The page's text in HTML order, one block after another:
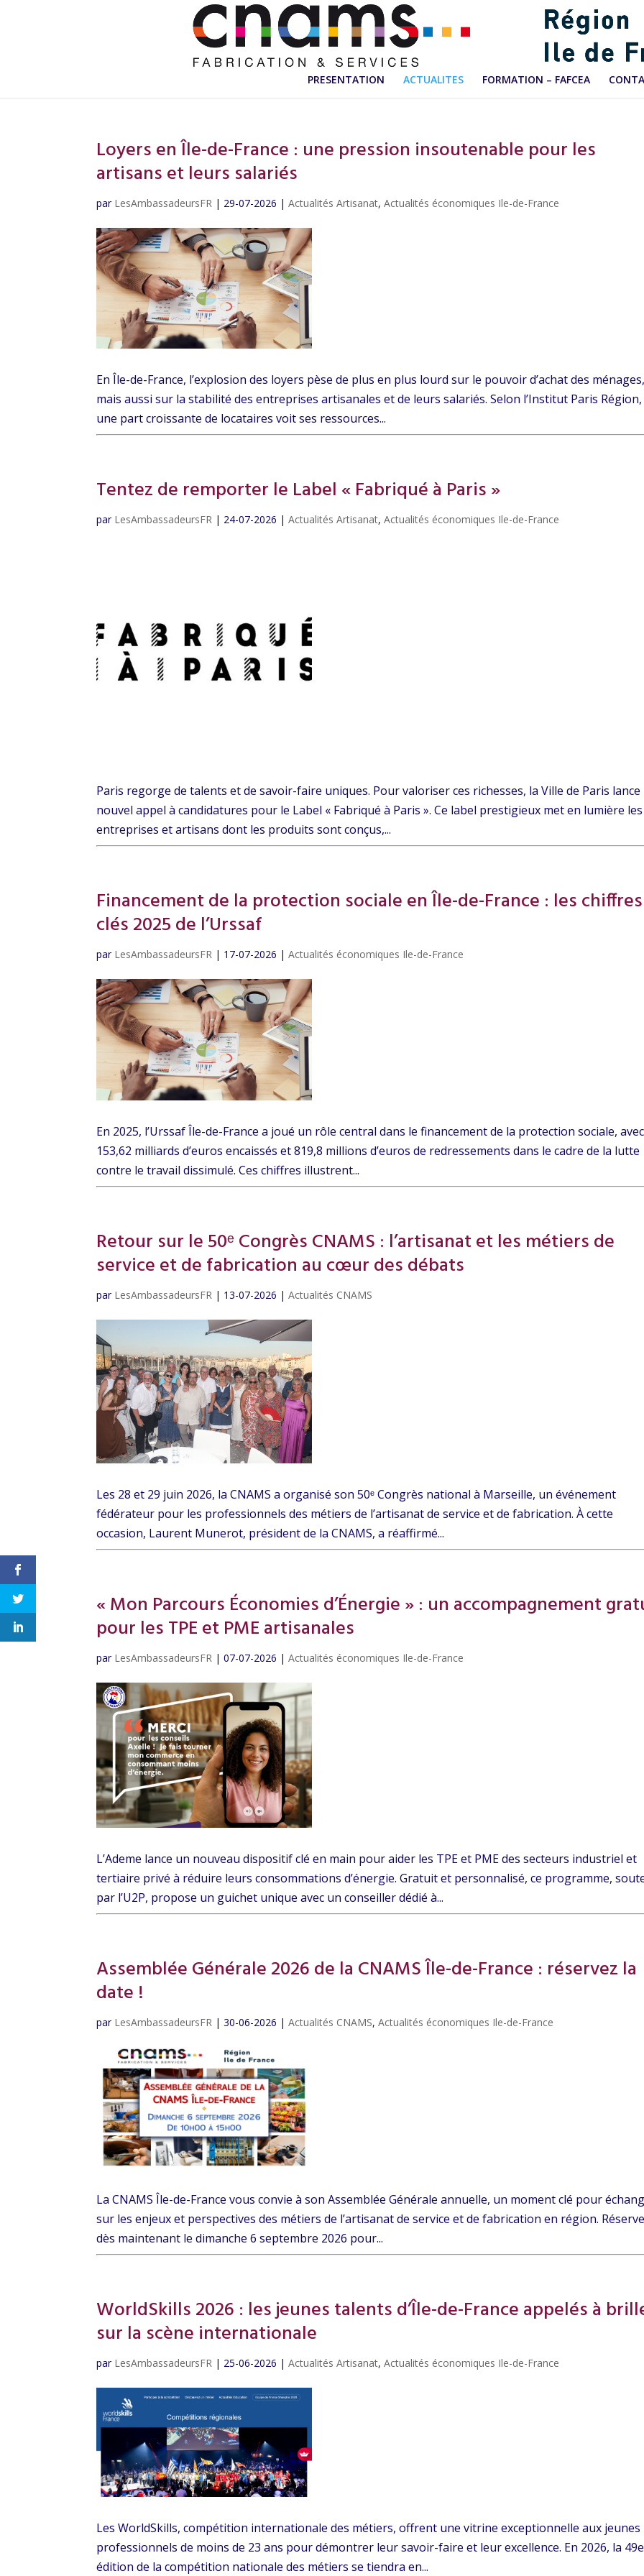
PRESENTATION ACTUALITES FORMATION – FAFCEA
Loyers en Île-de-France : une pression insoutenable pour les
artisans et leurs salariés
par LesAmbassadeursFR | 29-07-2026 |Actualités Artisanat,Actualités économiques Ile-de-France
En Île-de-France, l’explosion des loyers pèse de plus en plus lourd sur le pouvoir d’achat des
mais aussi sur la stabilité des entreprises artisanales et de leurs salariés. Selon l’Institut Paris Région,
une part croissante de locataires voit ses ressources...
Tentez de remporter le Label « Fabriqué à Paris »
par LesAmbassadeursFR | 24-07-2026 |Actualités Artisanat,Actualités économiques Ile-de-France
Paris regorge de talents et de savoir-faire uniques. Pour valoriser ces richesses, la Ville de Paris
nouvel appel à candidatures pour le Label « Fabriqué à Paris ». Ce label prestigieux met en lumière les
entreprises et artisans dont les produits sont conçus,...
Financement de la protection sociale en Île-de-France : les chiffres
clés 2025 de l’Urssaf
par LesAmbassadeursFR | 17-07-2026 |Actualités économiques Ile-de-France
En 2025, l’Urssaf Île-de-France a joué un rôle central dans le financement de la protection sociale, avec
153,62 milliards d’euros encaissés et 819,8 millions d’euros de redressements dans le cadre de la lutte
contre le travail dissimulé. Ces chiffres illustrent...
Retour sur le 50ᵉ Congrès CNAMS : l’artisanat et les métiers de
service et de fabrication au cœur des débats
par LesAmbassadeursFR | 13-07-2026 |Actualités CNAMS
Les 28 et 29 juin 2026, la CNAMS a organisé son 50ᵉ Congrès national à Marseille, un événement
fédérateur pour les professionnels des métiers de l’artisanat de service et de fabrication. À cette
occasion, Laurent Munerot, président de la CNAMS, a réaffirmé...
« Mon Parcours Économies d’Énergie » : un accompagnement
pour les TPE et PME artisanales
par LesAmbassadeursFR |07-07-2026 |Actualités économiques Ile-de-France
L’Ademe lance un nouveau dispositif clé en main pour aider les TPE et PME des secteurs industriel et
tertiaire privé à réduire leurs consommations d’énergie. Gratuit et personnalisé, ce programme,
par l’U2P, propose un guichet unique avec un conseiller dédié à...
Assemblée Générale 2026 de la CNAMS Île-de-France : réservez la
date !
par LesAmbassadeursFR |30-06-2026 |Actualités CNAMS,Actualités économiques Ile-de-France
La CNAMS Île-de-France vous convie à son Assemblée Générale annuelle, un moment clé pour
sur les enjeux et perspectives des métiers de l’artisanat de service et de fabrication en région.
dès maintenant le dimanche 6 septembre 2026 pour...
WorldSkills 2026 : les jeunes talents d’Île-de-France appelés à
sur la scène internationale
par LesAmbassadeursFR | 25-06-2026 |Actualités Artisanat,Actualités économiques Ile-de-France
Les WorldSkills, compétition internationale des métiers, offrent une vitrine exceptionnelle aux jeunes
professionnels de moins de 23 ans pour démontrer leur savoir-faire et leur excellence. En 2026, la 49e
édition de la compétition nationale des métiers se tiendra en...